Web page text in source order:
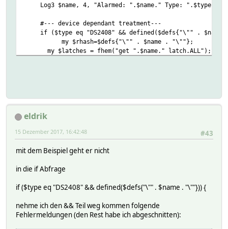
Log3 $name, 4, "Alarmed: ".$name." Type: ".$type;
#--- device dependant treatment---
if ($type eq "DS2408" && defined($defs{"\"" .
my $rhash=$defs{"\"" . $name . "\""};
my $latches = fhem("get ".$name." latch.ALL");
#--- DS2408 has 8 ports---
for (my $port=0; $port <= 7; $port++) {
readingsBulkUpdate($rhash, "sensed." .
}
readingsEndUpdate($rhash, 1);
#---Port gets cleared if autoClearAlarm---
#if ($autoClear != "") {
Log3 $name, 4,"autoClearedAlarm on Port: ";
#}
eldrik
#43
15 Dezember 2017, 16:42:48
mit dem Beispiel geht er nicht
in die if Abfrage
if ($type eq "DS2408" && defined($defs{"\"" . $name . "\""})) {
nehme ich den && Teil weg kommen folgende
Fehlermeldungen (den Rest habe ich abgeschnitten):